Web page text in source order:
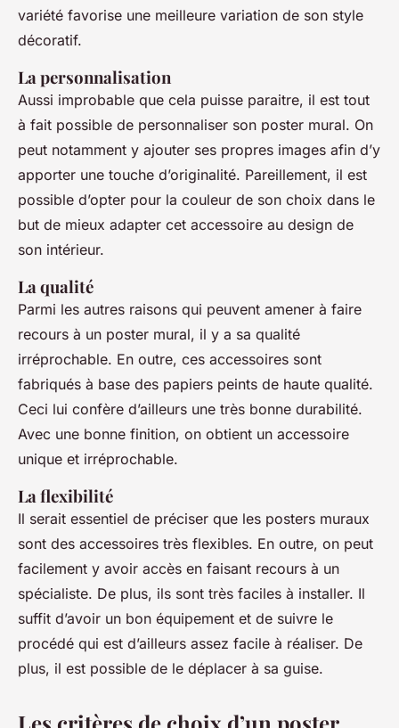
variété favorise une meilleure variation de son style
décoratif.
La personnalisation
Aussi improbable que cela puisse paraitre, il est tout
à fait possible de personnaliser son poster mural. On
peut notamment y ajouter ses propres images afin d’y
apporter une touche d’originalité. Pareillement, il est
possible d’opter pour la couleur de son choix dans le
but de mieux adapter cet accessoire au design de
son intérieur.
La qualité
Parmi les autres raisons qui peuvent amener à faire
recours à un poster mural, il y a sa qualité
irréprochable. En outre, ces accessoires sont
fabriqués à base des papiers peints de haute qualité.
Ceci lui confère d’ailleurs une très bonne durabilité.
Avec une bonne finition, on obtient un accessoire
unique et irréprochable.
La flexibilité
Il serait essentiel de préciser que les posters muraux
sont des accessoires très flexibles. En outre, on peut
facilement y avoir accès en faisant recours à un
spécialiste. De plus, ils sont très faciles à installer. Il
suffit d’avoir un bon équipement et de suivre le
procédé qui est d’ailleurs assez facile à réaliser. De
plus, il est possible de le déplacer à sa guise.